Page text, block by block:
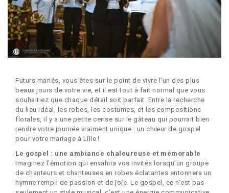
Futurs mariés, vous êtes sur le point de vivre l’un des plus
beaux jours de votre vie, et il est tout à fait normal que vous
souhaitiez que chaque détail soit parfait. Entre la recherche
du lieu idéal, les robes, les costumes, et les compositions
florales, il y a une petite cerise sur le gâteau qui pourrait bien
rendre votre journée vraiment unique : un chœur de gospel
pour votre mariage à Lille !
Le gospel : une ambiance chaleureuse et mémorable
Imaginez l’émotion qui envahira vos invités lorsqu’un groupe
de chanteurs et chanteuses en robes éclatantes entonnera un
hymne rempli de passion et de joie. Le gospel, ce n’est pas